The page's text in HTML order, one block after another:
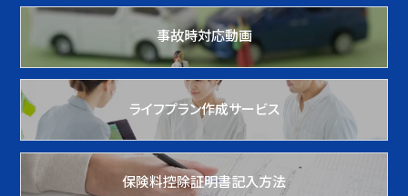
事故時対応動画
ライフプラン作成サービス
保険料控除証明書記入方法